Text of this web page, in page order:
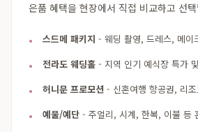
은품 혜택을 현장에서 직접 비교하고 선
스드메 패키지 - 웨딩 촬영, 드레스, 메이
전라도 웨딩홀 - 지역 인기 예식장 특가
허니문 프로모션 - 신혼여행 항공권, 리
예물/예단 - 주얼리, 시계, 한복, 이불 등